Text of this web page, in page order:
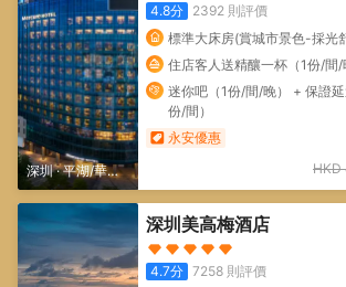
深圳·平湖/華南
城
4.8分 2392 則評價
標準大床房(賞城市景色-採光
住店客人送精釀一杯（1份/間/
迷你吧（1份/間/晚） + 保證
份/間）
永安優惠
HKD
深圳美高梅酒店
4.7分 7258則評價